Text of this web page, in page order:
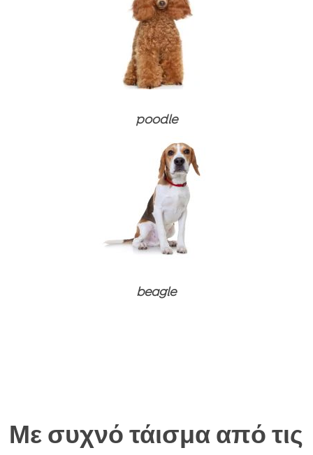
Προϊόντα περιποίησης
Συμπληρώματα διατροφής και βιταμίνες
Προϊόντα περιποίησης
Συμπληρώματα διατροφής και βιταμίνες
Προϊόντα περιποίησης
poodle
beagle
Με συχνό τάισμα από τις